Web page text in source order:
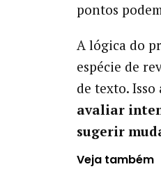
pontos
A lógica do
espécie de
de texto.
avaliar
sugerir
Veja também